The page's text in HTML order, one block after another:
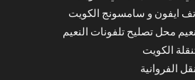
ايفون و سامسونج الكويت
محل تصليح تلفونات النعيم
الكويت
الفروانية